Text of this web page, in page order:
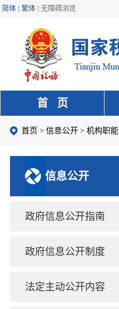
简体 | 繁体 无障碍浏览
首 页
首页 > 信息公开 > 机构职能
信息公开
政府信息公开指南
政府信息公开制度
法定主动公开内容